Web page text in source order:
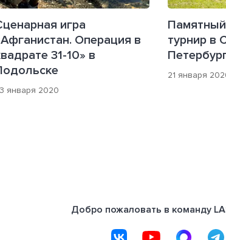
игра
Операция в
31-10» в
января 2020
турнир в
21 января
Добро пожаловать в команду